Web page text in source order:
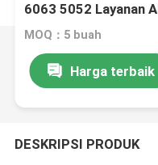
6063 5052 Layanan
MOQ：5 buah
Harga terbaik
DESKRIPSI PRODUK